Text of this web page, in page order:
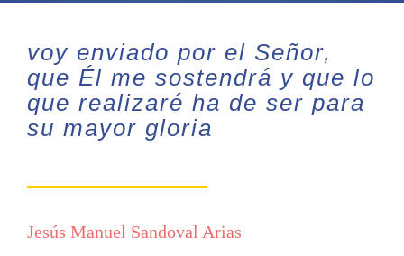
¡Aporta!
Contáctanos
voy enviado por el Señor,
que Él me sostendrá y que lo
que realizaré ha de ser para
su mayor gloria
Jesús Manuel Sandoval Arias